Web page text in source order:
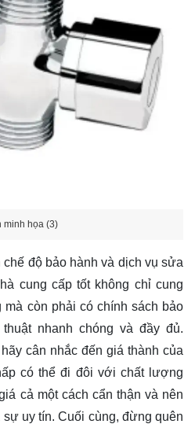
minh họa (3)
chế độ bảo hành và dịch vụ sửa
cung cấp tốt không chỉ cung
còn phải có chính sách bảo
nhanh chóng và đầy đủ.
cân nhắc đến giá thành của
có thể đi đôi với chất lượng
cả một cách cẩn thận và nên
uy tín. Cuối cùng, đừng quên